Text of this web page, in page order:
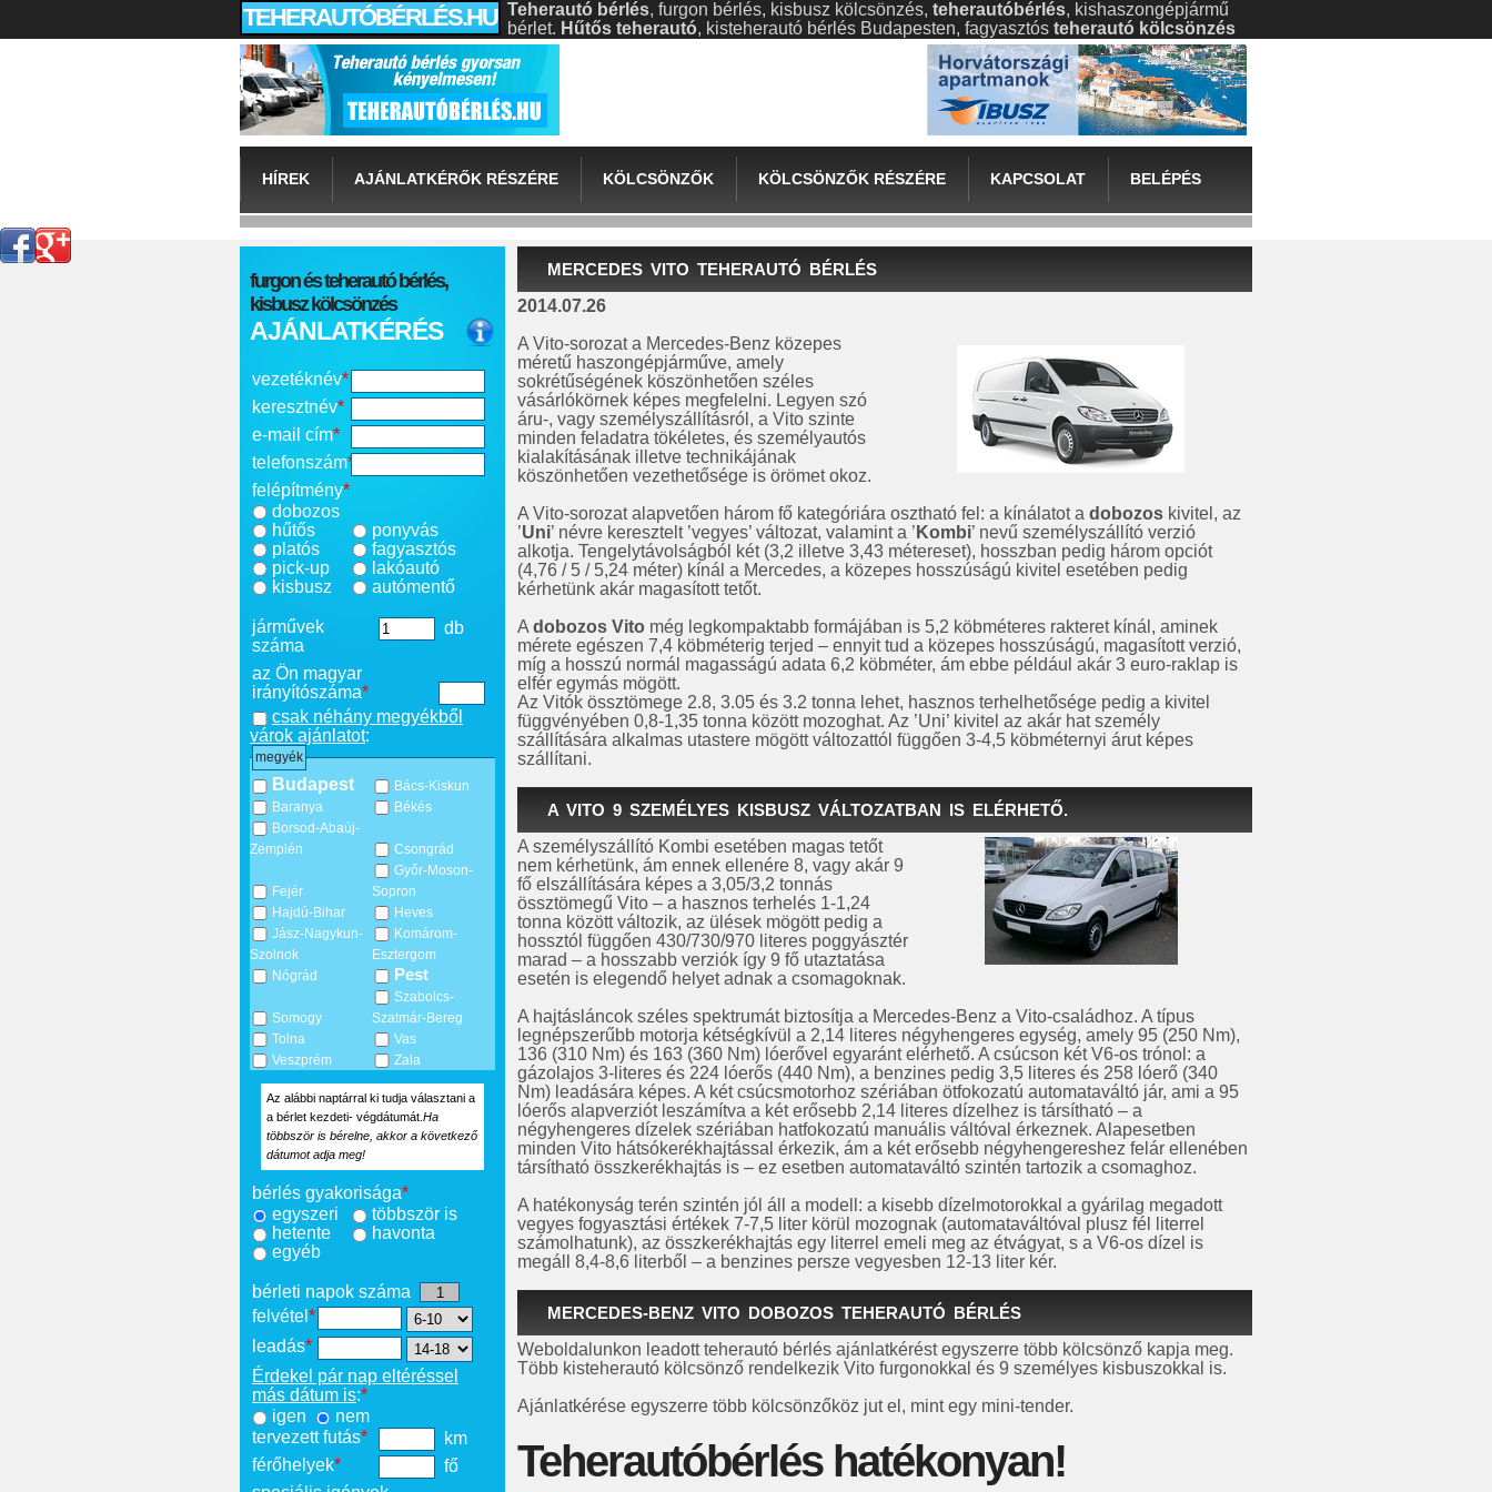
TEHERAUTÓBÉRLÉS.HU Teherautó bérlés, furgon bérlés, kisbusz kölcsönzés, teherautóbérlés, kishaszongépjármű
bérlet. Hűtős teherautó, kisteherautó bérlés Budapesten, fagyasztós teherautó kölcsönzés
HÍREK AJÁNLATKÉRŐK RÉSZÉRE KÖLCSÖNZŐK KÖLCSÖNZŐK RÉSZÉRE KAPCSOLAT BELÉPÉS
furgon és teherautó bérlés,
kisbusz kölcsönzés
AJÁNLATKÉRÉS
vezetéknév*
keresztnév*
e-mail cím*
telefonszám*
felépítmény*
dobozos
hűtős
platós
pick-up
kisbusz
ponyvás
fagyasztós
lakóautó
autómentő
járművek
száma
db
az Ön magyar
irányítószáma*
csak néhány megyékből
várok ajánlatot:
megyék
Budapest
Bács-Kiskun
Baranya
Békés
Borsod-Abaúj-
Zemplén
Csongrád
Fejér
Győr-Moson-
Sopron
Hajdú-Bihar
Heves
Jász-Nagykun-
Szolnok
Komárom-
Esztergom
Nógrád
Pest
Somogy
Szabolcs-
Szatmár-Bereg
Tolna
Vas
Veszprém
Zala
Az alábbi naptárral ki tudja választani a
a bérlet kezdeti- végdátumát. Ha
többször is bérelne, akkor a következő
dátumot adja meg!
bérlés gyakorisága*
egyszeri
többször is
hetente
havonta
egyéb
bérleti napok száma
felvétel *
leadás*
Érdekel pár nap eltéréssel
más dátum is:*
igen
nem
tervezett futás*
km
férőhelyek*
fő
MERCEDES VITO TEHERAUTÓ BÉRLÉS
2014.07.26
A Vito-sorozat a Mercedes-Benz közepes
méretű haszongépjárműve, amely
sokrétűségének köszönhetően széles
vásárlókörnek képes megfelelni. Legyen szó
áru-, vagy személyszállításról, a Vito szinte
minden feladatra tökéletes, és személyautós
kialakításának illetve technikájának
köszönhetően vezethetősége is örömet okoz.
A Vito-sorozat alapvetően három fő kategóriára osztható fel: a kínálatot a dobozos kivitel, az
’Uni’ névre keresztelt ’vegyes’ változat, valamint a ’ Kombi’ nevű személyszállító verzió
alkotja. Tengelytávolságból két (3,2 illetve 3,43 métereset), hosszban pedig három opciót
(4,76 / 5 / 5,24 méter) kínál a Mercedes, a közepes hosszúságú kivitel esetében pedig
kérhetünk akár magasított tetőt.
A dobozos Vito még legkompaktabb formájában is 5,2 köbméteres rakteret kínál, aminek
mérete egészen 7,4 köbméterig terjed – ennyit tud a közepes hosszúságú, magasított verzió,
míg a hosszú normál magasságú adata 6,2 köbméter, ám ebbe például akár 3 euro-raklap is
elfér egymás mögött.
Az Vitók össztömege 2.8, 3.05 és 3.2 tonna lehet, hasznos terhelhetősége pedig a kivitel
függvényében 0,8-1,35 tonna között mozoghat. Az ’Uni’ kivitel az akár hat személy
szállítására alkalmas utastere mögött változattól függően 3-4,5 köbméternyi árut képes
szállítani.
A VITO 9 SZEMÉLYES KISBUSZ VÁLTOZATBAN IS ELÉRHETŐ.
A személyszállító Kombi esetében magas tetőt
nem kérhetünk, ám ennek ellenére 8, vagy akár 9
fő elszállítására képes a 3,05/3,2 tonnás
össztömegű Vito – a hasznos terhelés 1-1,24
tonna között változik, az ülések mögött pedig a
hossztól függően 430/730/970 literes poggyásztér
marad – a hosszabb verziók így 9 fő utaztatása
esetén is elegendő helyet adnak a csomagoknak.
A hajtásláncok széles spektrumát biztosítja a Mercedes-Benz a Vito-családhoz. A típus
legnépszerűbb motorja kétségkívül a 2,14 literes négyhengeres egység, amely 95 (250 Nm),
136 (310 Nm) és 163 (360 Nm) lóerővel egyaránt elérhető. A csúcson két V6-os trónol: a
gázolajos 3-literes és 224 lóerős (440 Nm), a benzines pedig 3,5 literes és 258 lóerő (340
Nm) leadására képes. A két csúcsmotorhoz szériában ötfokozatú automataváltó jár, ami a 95
lóerős alapverziót leszámítva a két erősebb 2,14 literes dízelhez is társítható – a
négyhengeres dízelek szériában hatfokozatú manuális váltóval érkeznek. Alapesetben
minden Vito hátsókerékhajtással érkezik, ám a két erősebb négyhengereshez felár ellenében
társítható összkerékhajtás is – ez esetben automataváltó szintén tartozik a csomaghoz.
A hatékonyság terén szintén jól áll a modell: a kisebb dízelmotorokkal a gyárilag megadott
vegyes fogyasztási értékek 7-7,5 liter körül mozognak (automataváltóval plusz fél literrel
számolhatunk), az összkerékhajtás egy literrel emeli meg az étvágyat, s a V6-os dízel is
megáll 8,4-8,6 literből – a benzines persze vegyesben 12-13 liter kér.
MERCEDES-BENZ VITO DOBOZOS TEHERAUTÓ BÉRLÉS
Weboldalunkon leadott teherautó bérlés ajánlatkérést egyszerre több kölcsönző kapja meg.
Több kisteherautó kölcsönző rendelkezik Vito furgonokkal és 9 személyes kisbuszokkal is.
Ajánlatkérése egyszerre több kölcsönzőköz jut el, mint egy mini-tender.
Teherautóbérlés hatékonyan!